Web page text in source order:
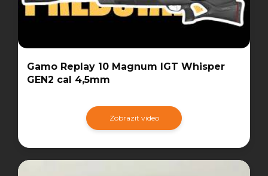
Gamo Replay 10 Magnum IGT Whisper
GEN2 cal 4,5mm
Zobrazit video